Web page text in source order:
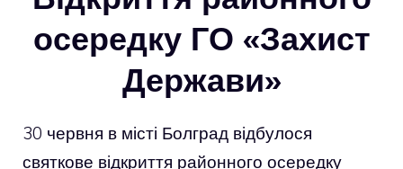
осередку ГО «Захист
Держави»
30 червня в місті Болград відбулося
святкове відкриття районного осередку